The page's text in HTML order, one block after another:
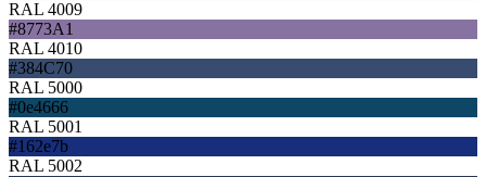
RAL 4009
#8773A1
RAL 4010
#384C70
RAL 5000
#0e4666
RAL 5001
#162e7b
RAL 5002